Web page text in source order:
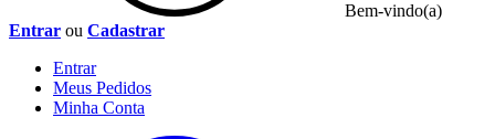
Bem-vindo(a)
Entrar ou Cadastrar
Entrar
Meus Pedidos
Minha Conta